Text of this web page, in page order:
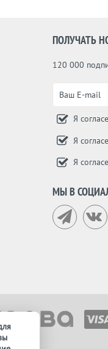
ПОЛУЧАТЬ
120 000
Я
Я
Я
МЫ В